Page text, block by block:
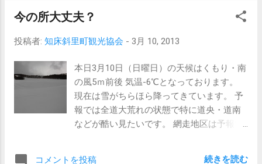
ります。 まだ滑り足りない方やコブ・サー
んで見てはいかがでしょうか？ オホーツク
ます。 このロケーションを背景に、心もリ
フレッシュしながら滑って見ては いかがで
しょうか？
今の所大丈夫？
投稿者: 知床斜里町観光協会 - 3月 10, 2013
本日3月10日（日曜日）の天候はくもり・南
の風5ｍ前後 気温-6℃となっております。
現在は雪がちらほら降ってきています。 予
報では全道大荒れの状態で特に道央・道南
などが酷い見たいです。 網走地区は予報で
コメントを投稿 続きを読む